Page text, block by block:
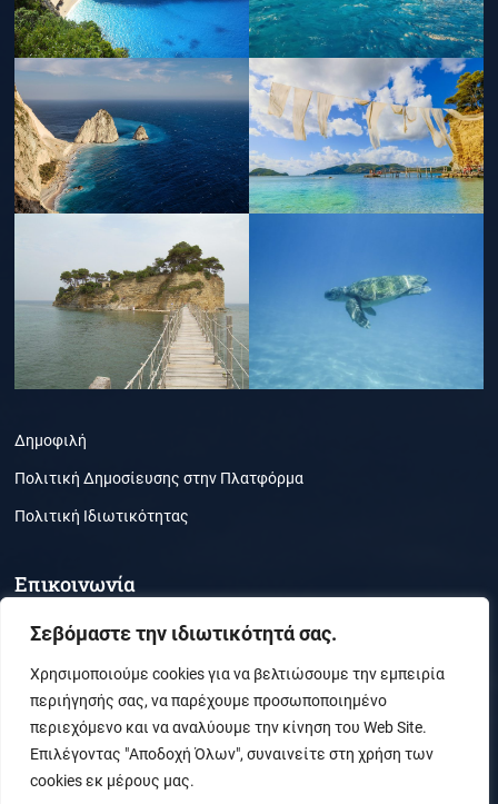
Σεβόμαστε την ιδιωτικότητά σας.
Χρησιμοποιούμε cookies για να βελτιώσουμε την εμπειρία
περιήγησής σας, να παρέχουμε προσωποποιημένο
περιεχόμενο και να αναλύουμε την κίνηση του Web Site.
Επιλέγοντας "Αποδοχή Όλων", συναινείτε στη χρήση των
cookies εκ μέρους μας.
Δημοφιλή
Πολιτική Δημοσίευσης στην Πλατφόρμα
Πολιτική Ιδιωτικότητας
Επικοινωνία
Τμήμα Περιβάλλοντος, Ζάκυνθος, ΤΚ 29100
(30) 26950-21050
secr_envi@ionio.gr